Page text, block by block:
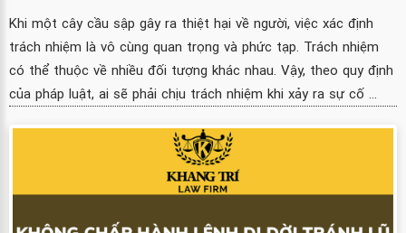
Khi một cây cầu sập gây ra thiệt hại về người, việc xác định
trách nhiệm là vô cùng quan trọng và phức tạp. Trách nhiệm
có thể thuộc về nhiều đối tượng khác nhau. Vậy, theo quy định
của pháp luật, ai sẽ phải chịu trách nhiệm khi xảy ra sự cố ...